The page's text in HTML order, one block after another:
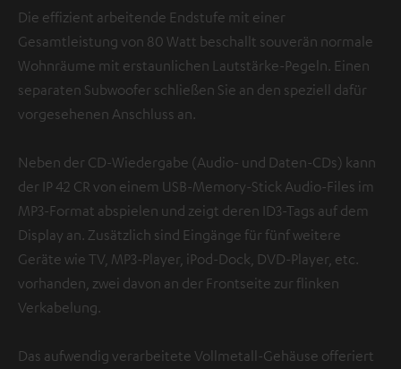
Die effizient arbeitende Endstufe mit einer
Gesamtleistung von 80 Watt beschallt souverän normale
Wohnräume mit erstaunlichen Lautstärke-Pegeln. Einen
separaten Subwoofer schließen Sie an den speziell dafür
vorgesehenen Anschluss an.
Neben der CD-Wiedergabe (Audio- und Daten-CDs) kann
der IP 42 CR von einem USB-Memory-Stick Audio-Files im
MP3-Format abspielen und zeigt deren ID3-Tags auf dem
Display an. Zusätzlich sind Eingänge für fünf weitere
Geräte wie TV, MP3-Player, iPod-Dock, DVD-Player, etc.
vorhanden, zwei davon an der Frontseite zur flinken
Verkabelung.
Das aufwendig verarbeitete Vollmetall-Gehäuse offeriert